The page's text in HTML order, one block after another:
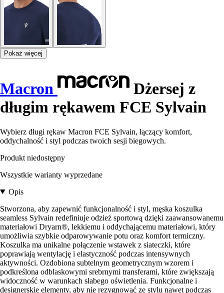
Pokaż więcej
Macron
Dżersej z
długim rękawem FCE Sylvain
Wybierz długi rękaw Macron FCE Sylvain, łączący komfort,
oddychalność i styl podczas twoich sesji biegowych.
Produkt niedostępny
Wszystkie warianty wyprzedane
Opis
Stworzona, aby zapewnić funkcjonalność i styl, męska koszulka
seamless Sylvain redefiniuje odzież sportową dzięki zaawansowanemu
materiałowi Dryarn®, lekkiemu i oddychającemu materiałowi, który
umożliwia szybkie odparowywanie potu oraz komfort termiczny.
Koszulka ma unikalne połączenie wstawek z siateczki, które
poprawiają wentylację i elastyczność podczas intensywnych
aktywności. Ozdobiona subtelnym geometrycznym wzorem i
podkreślona odblaskowymi srebrnymi transferami, które zwiększają
widoczność w warunkach słabego oświetlenia. Funkcjonalne i
designerskie elementy, aby nie rezygnować ze stylu nawet podczas